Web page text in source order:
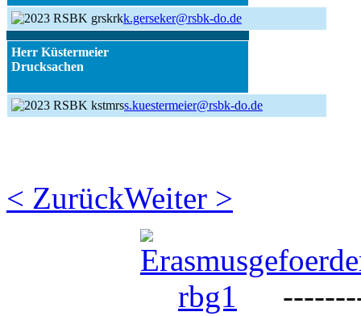
k.gerseker@rsbk-do.de
Herr Küstermeier
Drucksachen
s.kuestermeier@rsbk-do.de
< ZurückWeiter >